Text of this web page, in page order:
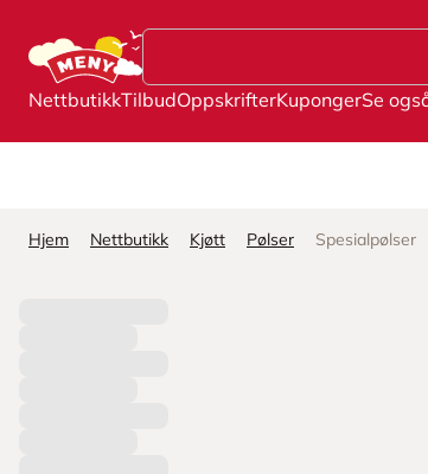
NettbutikkTilbudOppskrifterKupongerSe
Hjem Nettbutikk Kjøtt Pølser Spesialpølser